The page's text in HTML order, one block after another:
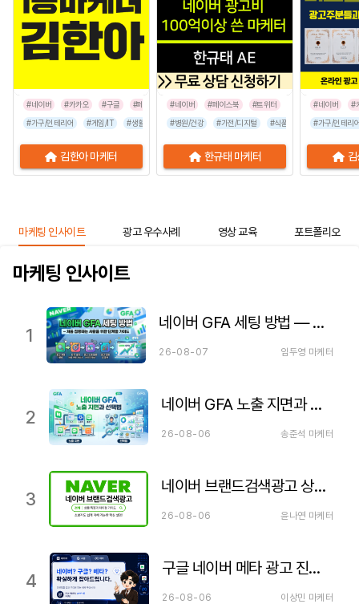
#네이버 #카카오 #구글 #페이스북 #인스타그램
#틱톡
#가구/인테리어
#게임/IT #생활/리빙 #공공기관 #교육/취업 #금융/보험 #이벤트/행사
김한아 마케터
#네이버 #페이스북
#트위터
#병원/건강
#가전/디지털 #식품/음료 #프랜차이즈
한규태 마케터
#네이버
#
#가구/인테리
마케팅 인사이트 광고 우수사례 영상 교육 포트폴리오
마케팅 인사이트
1
네이버 GFA 세팅 방법 — 처음 집행하는 사람을 위한 단계별 가이드
26-08-07 임두영 마케터
2
네이버 GFA 노출 지면과 선택법
26-08-06 송준석 마케터
3
네이버 브랜드검색광고 상품 특징 설명&검색광고와 차이점
26-08-06 윤나연 마케터
4
구글 네이버 메타 광고 진행하기 전 꼭 알아야 될 내용
26-08-06 이상민 마케터